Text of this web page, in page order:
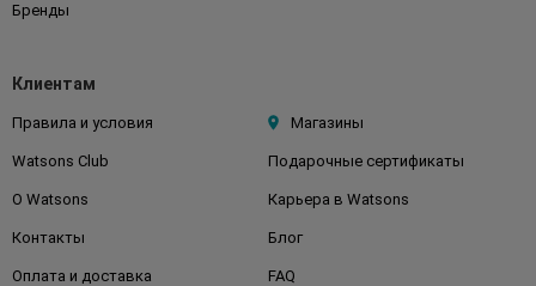
Бренды
Клиентам
Правила и условия Магазины
Watsons Club Подарочные сертификаты
О Watsons Карьера в Watsons
Контакты Блог
Оплата и доставка FAQ